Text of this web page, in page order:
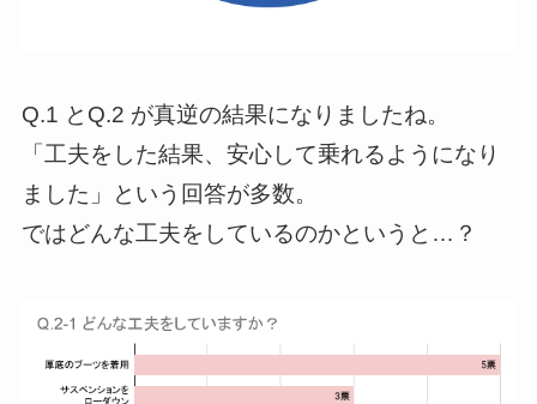
Q.1 とQ.2 が真逆の結果になりましたね。
「工夫をした結果、安心して乗れるようになり
ました」という回答が多数。
ではどんな工夫をしているのかというと…？